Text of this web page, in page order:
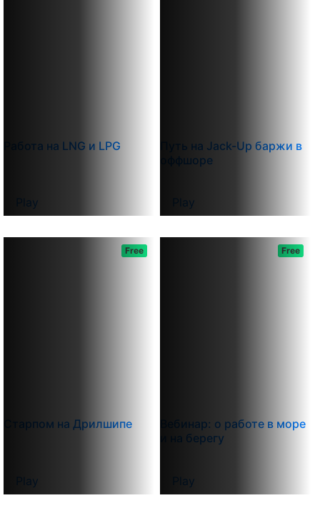
Работа на LNG и LPG
Play
Путь на Jack-Up баржи в
оффшоре
Play
Free
Старпом на Дрилшипе
Play
Free
Вебинар: о работе в море
и на берегу
Play